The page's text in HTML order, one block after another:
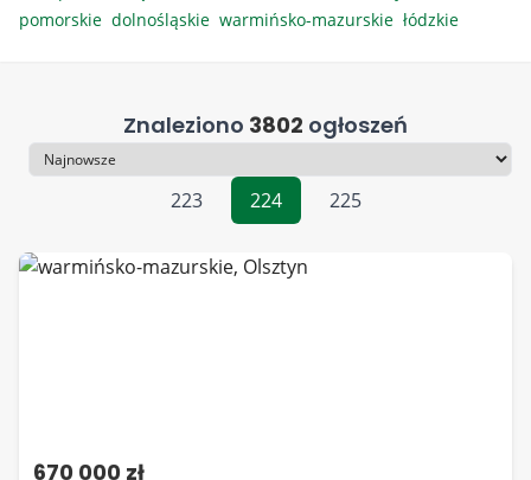
pomorskie dolnośląskie warmińsko-mazurskie łódzkie
Znaleziono 3802 ogłoszeń
Sortowanie
223
224 225
670 000 zł